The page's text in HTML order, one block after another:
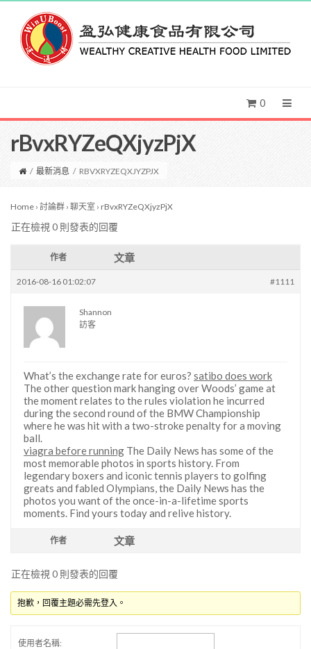
0
rBvxRYZeQXjyzPjX
/ 最新消息 / RBVXRYZEQXJYZPJX
Home › 討論群 › 聊天室 › rBvxRYZeQXjyzPjX
正在檢視 0 則發表的回覆
作者 文章
2016-08-16 01:02:07 #1111
Shannon
訪客
What’s the exchange rate for euros? satibo does work
The other question mark hanging over Woods’ game at
the moment relates to the rules violation he incurred
during the second round of the BMW Championship
where he was hit with a two-stroke penalty for a moving
ball.
viagra before running The Daily News has some of the
most memorable photos in sports history. From
legendary boxers and iconic tennis players to golfing
greats and fabled Olympians, the Daily News has the
photos you want of the once-in-a-lifetime sports
moments. Find yours today and relive history.
作者 文章
正在檢視 0 則發表的回覆
抱歉，回覆主題必需先登入。
使用者名稱: